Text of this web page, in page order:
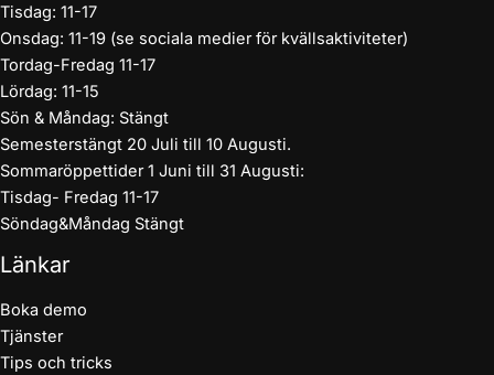
Tisdag: 11-17
Onsdag: 11-19 (se sociala medier för kvällsaktiviteter)
Tordag-Fredag 11-17
Lördag: 11-15
Sön & Måndag: Stängt
Semesterstängt 20 Juli till 10 Augusti.
Sommaröppettider 1 Juni till 31 Augusti:
Tisdag- Fredag 11-17
Söndag&Måndag Stängt
Länkar
Boka demo
Tjänster
Tips och tricks